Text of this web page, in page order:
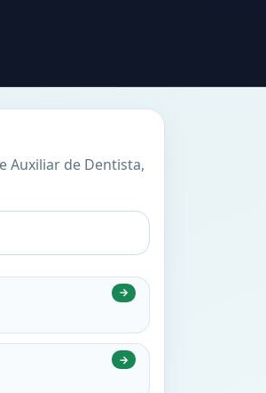
Auxiliar de Dentista,
→
→